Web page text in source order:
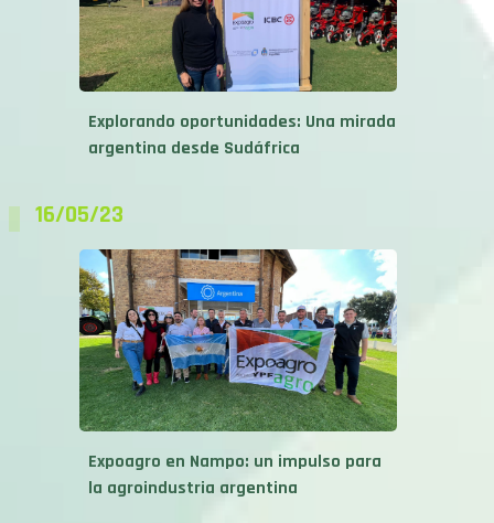
Explorando oportunidades: Una mirada
argentina desde Sudáfrica
16/05/23
Expoagro en Nampo: un impulso para
la agroindustria argentina